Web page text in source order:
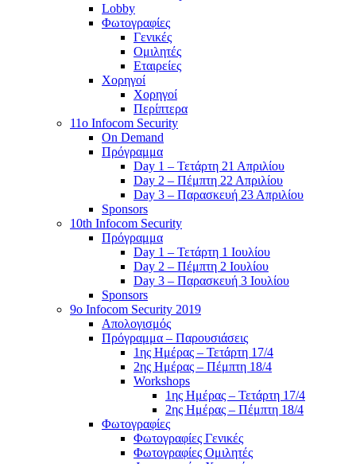
Lobby
Φωτογραφίες
Γενικές
Ομιλητές
Εταιρείες
Χορηγοί
Χορηγοί
Περίπτερα
11o Infocom Security
On Demand
Πρόγραμμα
Day 1 – Τετάρτη 21 Απριλίου
Day 2 – Πέμπτη 22 Απριλίου
Day 3 – Παρασκευή 23 Απριλίου
Sponsors
10th Infocom Security
Πρόγραμμα
Day 1 – Τετάρτη 1 Ιουλίου
Day 2 – Πέμπτη 2 Ιουλίου
Day 3 – Παρασκευή 3 Ιουλίου
Sponsors
9ο Infocom Security 2019
Απολογισμός
Πρόγραμμα – Παρουσιάσεις
1ης Ημέρας – Τετάρτη 17/4
2ης Ημέρας – Πέμπτη 18/4
Workshops
1ης Ημέρας – Τετάρτη 17/4
2ης Ημέρας – Πέμπτη 18/4
Φωτογραφίες
Φωτογραφίες Γενικές
Φωτογραφίες Ομιλητές